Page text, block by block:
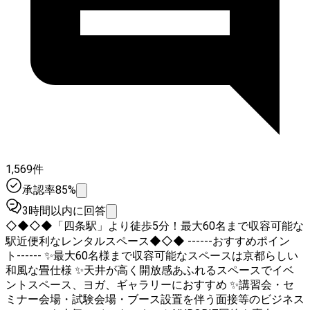
1,569件
承認率85%
3時間以内に回答
◇◆◇◆「四条駅」より徒歩5分！最大60名まで収容可能な
駅近便利なレンタルスペース◆◇◆ ------おすすめポイン
ト------ ✨最大60名様まで収容可能なスペースは京都らしい
和風な畳仕様 ✨天井が高く開放感あふれるスペースでイベ
ントスペース、ヨガ、ギャラリーにおすすめ ✨講習会・セ
ミナー会場・試験会場・ブース設置を伴う面接等のビジネス